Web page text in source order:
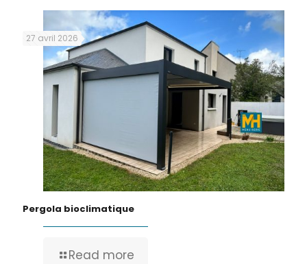
27 avril 2026
Pergola bioclimatique
Read more